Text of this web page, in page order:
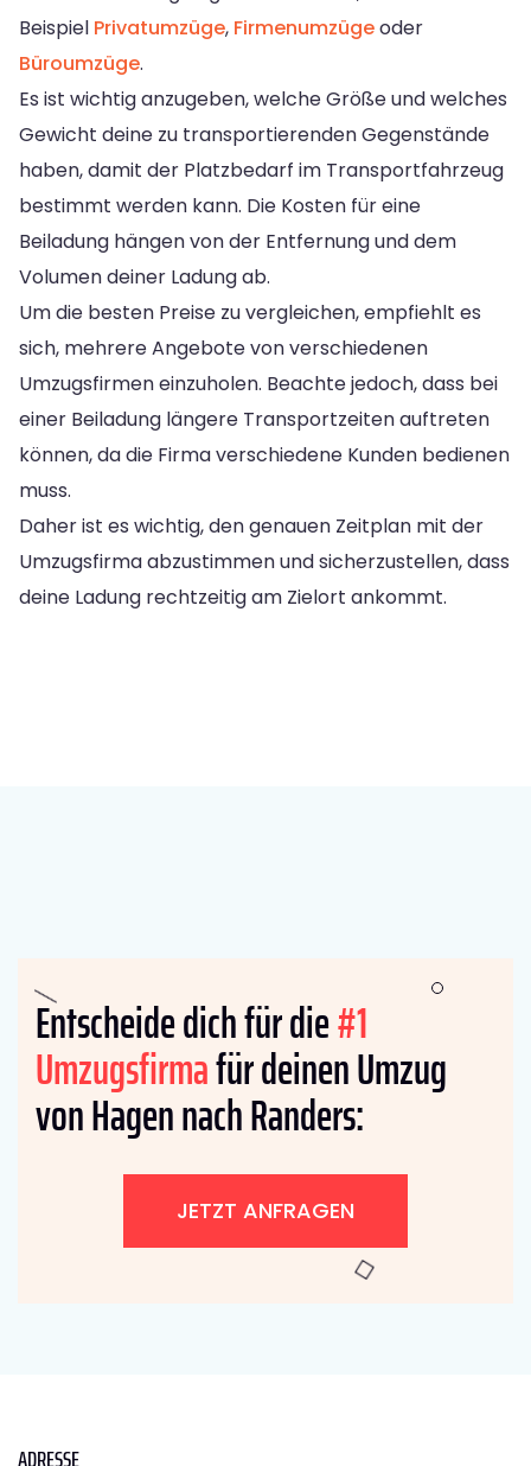
Beispiel Privatumzüge, Firmenumzügeoder
Büroumzüge.
Es ist wichtig anzugeben, welche Größe und welches
Gewicht deine zu transportierenden Gegenstände
haben, damit der Platzbedarf im Transportfahrzeug
bestimmt werden kann. Die Kosten für eine
Beiladung hängen von der Entfernung und dem
Volumen deiner Ladung ab.
Um die besten Preise zu vergleichen, empfiehlt es
sich, mehrere Angebote von verschiedenen
Umzugsfirmen einzuholen. Beachte jedoch, dass bei
einer Beiladung längere Transportzeiten auftreten
können, da die Firma verschiedene Kunden bedienen
muss.
Daher ist es wichtig, den genauen Zeitplan mit der
Umzugsfirma abzustimmen und sicherzustellen, dass
deine Ladung rechtzeitig am Zielort ankommt.
Entscheide dich für die#1
Umzugsfirmafür deinen Umzug
von Hagen nach Randers:
JETZT ANFRAGEN